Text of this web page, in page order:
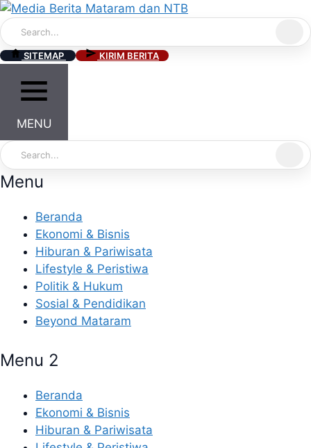
Skip
to
content
SITEMAP KIRIM BERITA
MENU
Menu
Beranda
Ekonomi & Bisnis
Hiburan & Pariwisata
Lifestyle & Peristiwa
Politik & Hukum
Sosial & Pendidikan
Beyond Mataram
Menu 2
Beranda
Ekonomi & Bisnis
Hiburan & Pariwisata